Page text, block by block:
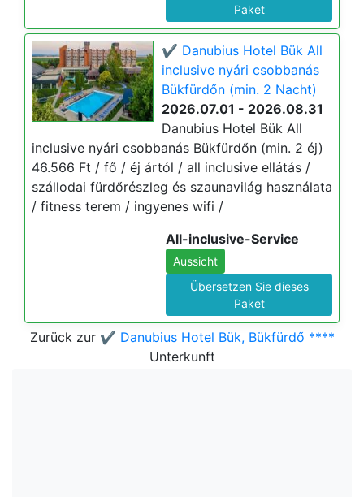
Paket
✔️ Danubius Hotel Bük All
inclusive nyári csobbanás
Bükfürdőn (min. 2 Nacht)
2026.07.01 - 2026.08.31
Danubius Hotel Bük All
inclusive nyári csobbanás Bükfürdőn (min. 2 éj)
46.566 Ft / fő / éj ártól / all inclusive ellátás /
szállodai fürdőrészleg és szaunavilág használata
/ fitness terem / ingyenes wifi /
All-inclusive-Service
Aussicht
Übersetzen Sie dieses
Paket
Zurück zur ✔️ Danubius Hotel Bük, Bükfürdő ****
Unterkunft